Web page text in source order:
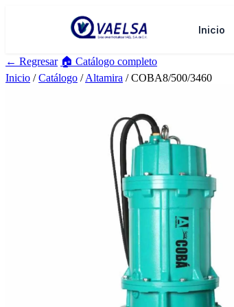
Inicio
← Regresar 🏠 Catálogo completo
Inicio /Catálogo /Altamira / COBA8/500/3460